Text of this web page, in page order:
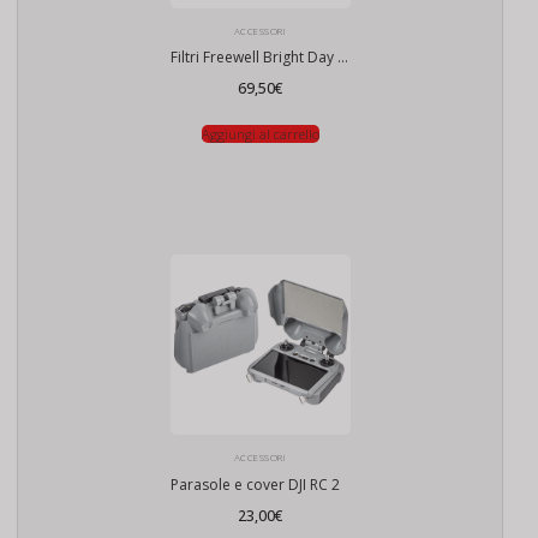
ACCESSORI
Filtri Freewell Bright Day per DJI Air 3 (4 pezzi)
69,50€
Aggiungi al carrello
ACCESSORI
Parasole e cover DJI RC 2
23,00€